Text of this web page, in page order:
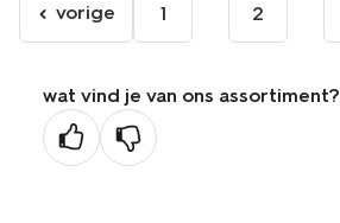
ga
naar
vorige
pagina
vorige 1 2
wat vind je van ons assortiment?